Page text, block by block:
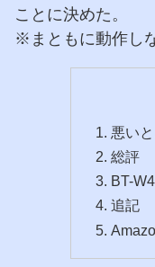
ことに決めた。
※まともに動作し
悪い
総評
BT-W4
追記